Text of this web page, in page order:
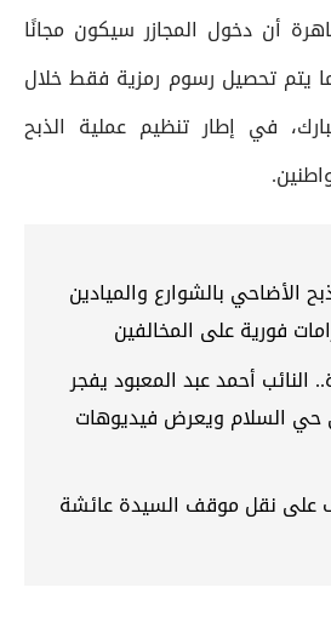
أن دخول المجازر سيكون مجانًا
يتم تحصيل رسوم رمزية فقط خلال
في إطار تنظيم عملية الذبح
الأضاحي بالشوارع والميادين
فورية على المخالفين
النائب أحمد عبد المعبود يفجر
حي السلام ويعرض فيديوهات
على نقل موقف السيدة عائشة